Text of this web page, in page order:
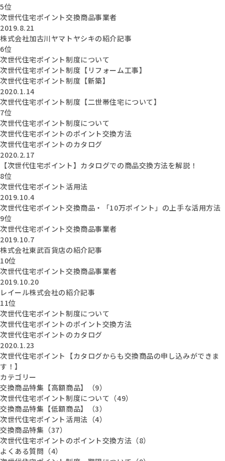
5位
次世代住宅ポイント交換商品事業者
2019.8.21
株式会社加古川ヤマトヤシキの紹介記事
6位
次世代住宅ポイント制度について
次世代住宅ポイント制度【リフォーム工事】
次世代住宅ポイント制度【新築】
2020.1.14
次世代住宅ポイント制度【二世帯住宅について】
7位
次世代住宅ポイント制度について
次世代住宅ポイントのポイント交換方法
次世代住宅ポイントのカタログ
2020.2.17
【次世代住宅ポイント】カタログでの商品交換方法を解説！
8位
次世代住宅ポイント活用法
2019.10.4
次世代住宅ポイント交換商品・「10万ポイント」の上手な活用方法
9位
次世代住宅ポイント交換商品事業者
2019.10.7
株式会社東武百貨店の紹介記事
10位
次世代住宅ポイント交換商品事業者
2019.10.20
レイール株式会社の紹介記事
11位
次世代住宅ポイント制度について
次世代住宅ポイントのポイント交換方法
次世代住宅ポイントのカタログ
2020.1.23
次世代住宅ポイント【カタログからも交換商品の申し込みができま
す！】
カテゴリー
交換商品特集【高額商品】（9）
次世代住宅ポイント制度について（49）
交換商品特集【低額商品】（3）
次世代住宅ポイント活用法（4）
交換商品特集（37）
次世代住宅ポイントのポイント交換方法（8）
よくある質問（4）